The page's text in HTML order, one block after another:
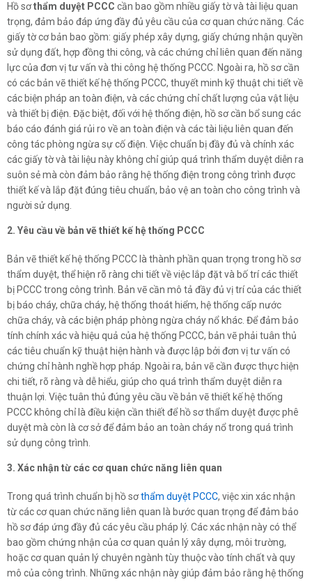
Hồ sơthẩm duyệt PCCC cần bao gồm nhiều giấy tờ và tài liệu quan
trọng, đảm bảo đáp ứng đầy đủ yêu cầu của cơ quan chức năng. Các
giấy tờ cơ bản bao gồm: giấy phép xây dựng, giấy chứng nhận quyền
sử dụng đất, hợp đồng thi công, và các chứng chỉ liên quan đến năng
lực của đơn vị tư vấn và thi công hệ thống PCCC. Ngoài ra, hồ sơ cần
có các bản vẽ thiết kế hệ thống PCCC, thuyết minh kỹ thuật chi tiết về
các biện pháp an toàn điện, và các chứng chỉ chất lượng của vật liệu
và thiết bị điện. Đặc biệt, đối với hệ thống điện, hồ sơ cần bổ sung các
báo cáo đánh giá rủi ro về an toàn điện và các tài liệu liên quan đến
công tác phòng ngừa sự cố điện. Việc chuẩn bị đầy đủ và chính xác
các giấy tờ và tài liệu này không chỉ giúp quá trình thẩm duyệt diễn ra
suôn sẻ mà còn đảm bảo rằng hệ thống điện trong công trình được
thiết kế và lắp đặt đúng tiêu chuẩn, bảo vệ an toàn cho công trình và
người sử dụng.
2. Yêu cầu về bản vẽ thiết kế hệ thống PCCC
Bản vẽ thiết kế hệ thống PCCC là thành phần quan trọng trong hồ sơ
thẩm duyệt, thể hiện rõ ràng chi tiết về việc lắp đặt và bố trí các thiết
bị PCCC trong công trình. Bản vẽ cần mô tả đầy đủ vị trí của các thiết
bị báo cháy, chữa cháy, hệ thống thoát hiểm, hệ thống cấp nước
chữa cháy, và các biện pháp phòng ngừa cháy nổ khác. Để đảm bảo
tính chính xác và hiệu quả của hệ thống PCCC, bản vẽ phải tuân thủ
các tiêu chuẩn kỹ thuật hiện hành và được lập bởi đơn vị tư vấn có
chứng chỉ hành nghề hợp pháp. Ngoài ra, bản vẽ cần được thực hiện
chi tiết, rõ ràng và dễ hiểu, giúp cho quá trình thẩm duyệt diễn ra
thuận lợi. Việc tuân thủ đúng yêu cầu về bản vẽ thiết kế hệ thống
PCCC không chỉ là điều kiện cần thiết để hồ sơ thẩm duyệt được phê
duyệt mà còn là cơ sở để đảm bảo an toàn cháy nổ trong quá trình
sử dụng công trình.
3. Xác nhận từ các cơ quan chức năng liên quan
Trong quá trình chuẩn bị hồ sơthẩm duyệt PCCC, việc xin xác nhận
từ các cơ quan chức năng liên quan là bước quan trọng để đảm bảo
hồ sơ đáp ứng đầy đủ các yêu cầu pháp lý. Các xác nhận này có thể
bao gồm chứng nhận của cơ quan quản lý xây dựng, môi trường,
hoặc cơ quan quản lý chuyên ngành tùy thuộc vào tính chất và quy
mô của công trình. Những xác nhận này giúp đảm bảo rằng hệ thống
HOÀN THÀNH
Đăng ký tư vấn trực tiếp 24/7:
0909822766